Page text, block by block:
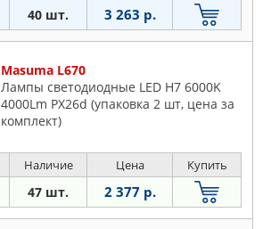
40 шт. 3 263 р.
Masuma L670
Лампы светодиодные LED H7 6000K
4000Lm PX26d (упаковка 2 шт, цена за
комплект)
Наличие Цена Купить
47 шт. 2 377 р.